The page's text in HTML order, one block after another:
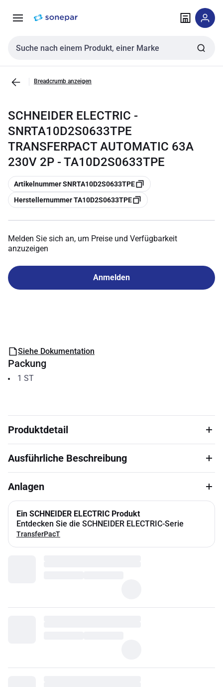
NavigationInhalt
Sucheingabe
Breadcrumb anzeigen
SCHNEIDER ELECTRIC -
SNRTA10D2S0633TPE
TRANSFERPACT AUTOMATIC 63A
230V 2P - TA10D2S0633TPE
Kopieren
Artikelnummer SNRTA10D2S0633TPE
Kopieren
Herstellernummer TA10D2S0633TPE
Melden Sie sich an, um Preise und Verfügbarkeit
anzuzeigen
Anmelden
Siehe Dokumentation
Packung
1 ST
Produktdetail
Ausführliche Beschreibung
Anlagen
Ein SCHNEIDER ELECTRIC Produkt
Entdecken Sie die SCHNEIDER ELECTRIC-Serie
TransferPacT